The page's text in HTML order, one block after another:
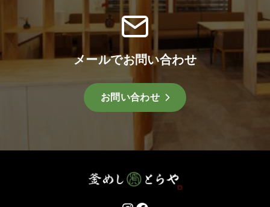
メールでお問い合わせ
お問い合わせ